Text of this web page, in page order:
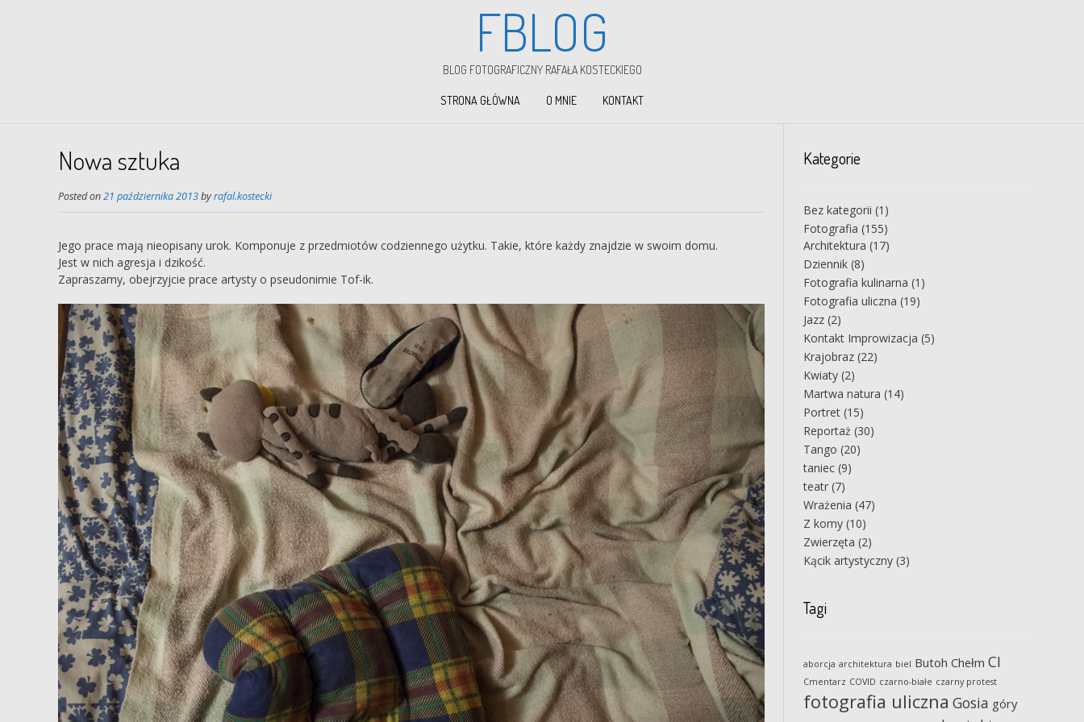
FBLOG
BLOG FOTOGRAFICZNY RAFAŁA KOSTECKIEGO
STRONA GŁÓWNA O MNIE KONTAKT
Nowa sztuka
Posted on21 października 2013byrafal.kostecki
Jego prace mają nieopisany urok. Komponuje z przedmiotów codziennego użytku. Takie, które każdy znajdzie w swoim domu.
Jest w nich agresja i dzikość.
Zapraszamy, obejrzyjcie prace artysty o pseudonimie Tof-ik.
Kategorie
Bez kategorii (1)
Fotografia (155)
Architektura (17)
Dziennik (8)
Fotografia kulinarna (1)
Fotografia uliczna (19)
Jazz (2)
Kontakt Improwizacja (5)
Krajobraz (22)
Kwiaty (2)
Martwa natura (14)
Portret (15)
Reportaż (30)
Tango (20)
taniec (9)
teatr (7)
Wrażenia (47)
Z komy (10)
Zwierzęta (2)
Kącik artystyczny (3)
Tagi
aborcja architektura biel Butoh Chełm CI
Cmentarz COVID czarno-białe czarny protest
fotografia uliczna Gosia góry